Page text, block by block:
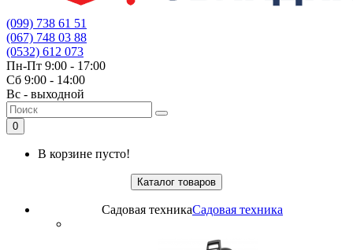
(099) 738 61 51
(067) 748 03 88
(0532) 612 073
Пн-Пт 9:00 - 17:00
Сб 9:00 - 14:00
Вс - выходной
0
В корзине пусто!
Каталог товаров
Садовая техникаСадовая техника